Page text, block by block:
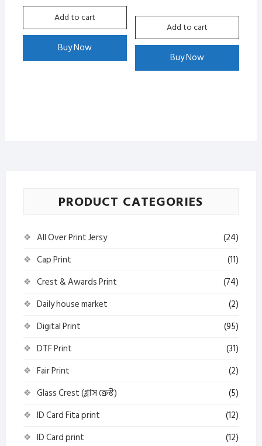
was:
৳ 280.00.
is:
৳ 250.00.Add to cart
Buy Now
was:
৳ 185.00.
is:
৳ 145.00.Add to cart
Buy Now
PRODUCT CATEGORIES
All Over Print Jersy
(24)
Cap Print
(11)
Crest & Awards Print
(74)
Daily house market
(2)
Digital Print
(95)
DTF Print
(31)
Fair Print
(2)
Glass Crest (গ্লাস ক্রেস্ট)
(5)
ID Card Fita print
(12)
ID Card print
(12)